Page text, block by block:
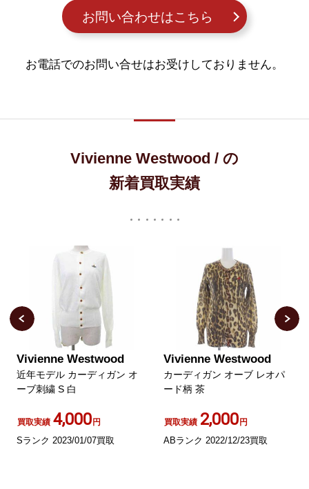
お問い合わせはこちら
お電話でのお問い合せはお受けしておりません。
Vivienne Westwood / の
新着買取実績
Vivienne Westwood
カーディガン オーブ レオパ
ード柄 茶
買取実績 2,000円
ABランク 2022/12/23買取
Vivienne Westwood
RED LABEL オーブボタン ハ
イネック ロングカーディガン
買取実績 2,000円
Bランク 2023/10/23買取